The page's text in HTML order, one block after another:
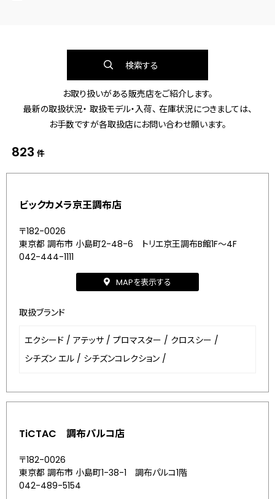
検索する
お取り扱いがある販売店をご紹介します。
最新の取扱状況・ 取扱モデル・入荷、 在庫状況につきましては、
お手数ですが各取扱店にお問い合わせ願います。
823 件
ビックカメラ京王調布店
〒182-0026
東京都 調布市 小島町2-48-6 トリエ京王調布B館1F～4F
042-444-1111
MAPを表示する
取扱ブランド
エクシード / アテッサ / プロマスター / クロスシー /
シチズン エル / シチズンコレクション /
TiCTAC 調布パルコ店
〒182-0026
東京都 調布市 小島町1-38-1 調布パルコ1階
042-489-5154